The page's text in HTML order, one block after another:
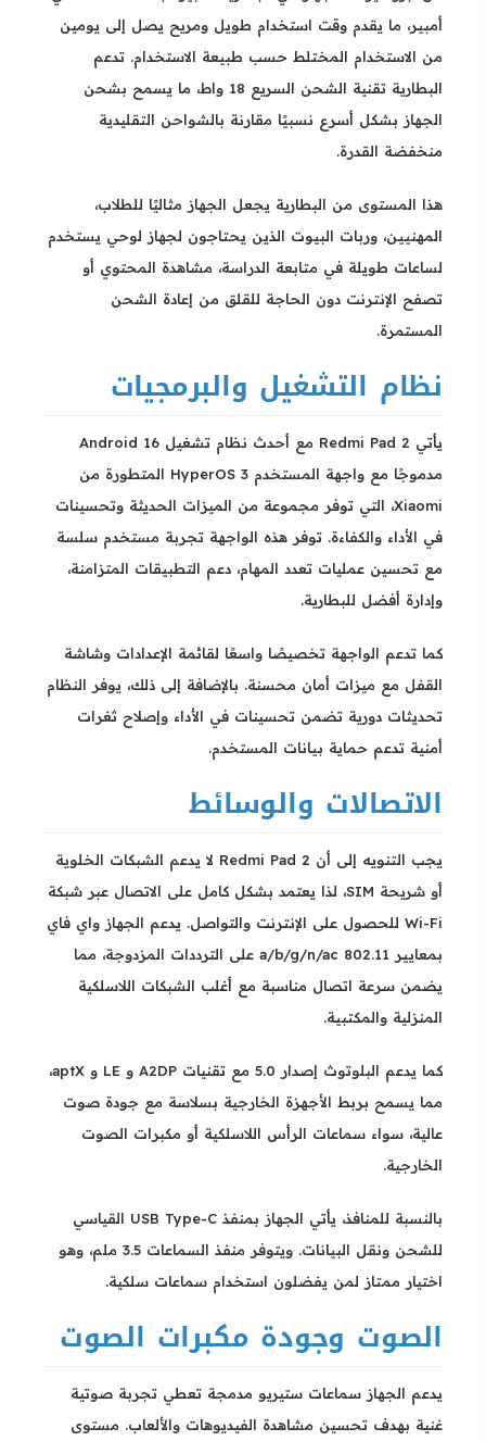
أمبير، ما يقدم وقت استخدام طويل ومريح يصل إلى يومين
من الاستخدام المختلط حسب طبيعة الاستخدام. تدعم
البطارية تقنية الشحن السريع 18 واط، ما يسمح بشحن
الجهاز بشكل أسرع نسبيًا مقارنة بالشواحن التقليدية
منخفضة القدرة.
هذا المستوى من البطارية يجعل الجهاز مثاليًا للطلاب،
المهنيين، وربات البيوت الذين يحتاجون لجهاز لوحي يستخدم
لساعات طويلة في متابعة الدراسة، مشاهدة المحتوي أو
تصفح الإنترنت دون الحاجة للقلق من إعادة الشحن
المستمرة.
نظام التشغيل والبرمجيات
يأتي Redmi Pad 2 مع أحدث نظام تشغيل Android 16
مدموجًا مع واجهة المستخدم HyperOS 3 المتطورة من
Xiaomi، التي توفر مجموعة من الميزات الحديثة وتحسينات
في الأداء والكفاءة. توفر هذه الواجهة تجربة مستخدم سلسة
مع تحسين عمليات تعدد المهام، دعم التطبيقات المتزامنة،
وإدارة أفضل للبطارية.
كما تدعم الواجهة تخصيصًا واسعًا لقائمة الإعدادات وشاشة
القفل مع ميزات أمان محسنة. بالإضافة إلى ذلك، يوفر النظام
تحديثات دورية تضمن تحسينات في الأداء وإصلاح ثغرات
أمنية تدعم حماية بيانات المستخدم.
الاتصالات والوسائط
يجب التنويه إلى أن Redmi Pad 2 لا يدعم الشبكات الخلوية
أو شريحة SIM، لذا يعتمد بشكل كامل على الاتصال عبر شبكة
Wi-Fi للحصول على الإنترنت والتواصل. يدعم الجهاز واي فاي
بمعايير 802.11 a/b/g/n/ac على الترددات المزدوجة، مما
يضمن سرعة اتصال مناسبة مع أغلب الشبكات اللاسلكية
المنزلية والمكتبية.
كما يدعم البلوتوث إصدار 5.0 مع تقنيات A2DP و LE و aptX،
مما يسمح بربط الأجهزة الخارجية بسلاسة مع جودة صوت
عالية، سواء سماعات الرأس اللاسلكية أو مكبرات الصوت
الخارجية.
بالنسبة للمنافذ، يأتي الجهاز بمنفذ USB Type-C القياسي
للشحن ونقل البيانات. ويتوفر منفذ السماعات 3.5 ملم، وهو
اختيار ممتاز لمن يفضلون استخدام سماعات سلكية.
الصوت وجودة مكبرات الصوت
يدعم الجهاز سماعات ستيريو مدمجة تعطي تجربة صوتية
غنية بهدف تحسين مشاهدة الفيديوهات والألعاب. مستوى